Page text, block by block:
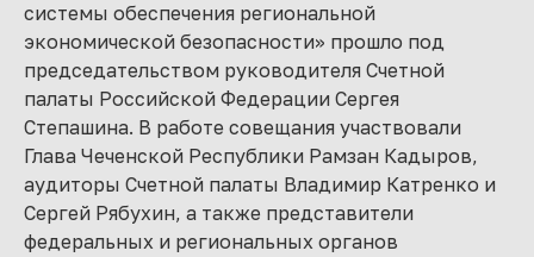
системы обеспечения региональной
экономической безопасности» прошло под
председательством руководителя Счетной
палаты Российской Федерации Сергея
Степашина. В работе совещания участвовали
Глава Чеченской Республики Рамзан Кадыров,
аудиторы Счетной палаты Владимир Катренко и
Сергей Рябухин, а также представители
федеральных и региональных органов